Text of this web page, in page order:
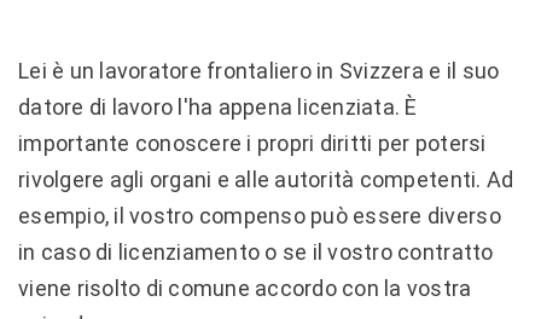
Lei è un lavoratore frontaliero in Svizzera e il suo
datore di lavoro l'ha appena licenziata. È
importante conoscere i propri diritti per potersi
rivolgere agli organi e alle autorità competenti. Ad
esempio, il vostro compenso può essere diverso
in caso di licenziamento o se il vostro contratto
viene risolto di comune accordo con la vostra